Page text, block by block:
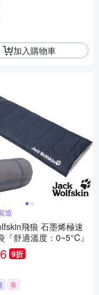
加入購物車
造
飛狼 石墨烯極速
『舒適溫度：0~5°C』
9折
券